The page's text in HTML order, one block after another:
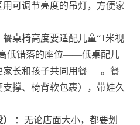
可调节亮度的吊灯，方便家
桌椅高度要适配儿童“1米视
低错落的座位——低桌配儿
长和孩子共同用餐
。餐
撑、椅背软包裹），带娃久
：无论店面大小，都要划